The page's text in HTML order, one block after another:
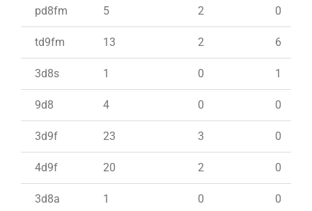
pd8fm 5 2 0
td9fm 13 2 6
3d8s 1 0 1
9d8 4 0 0
3d9f 23 3 0
4d9f 20 2 0
3d8a 1 0 0